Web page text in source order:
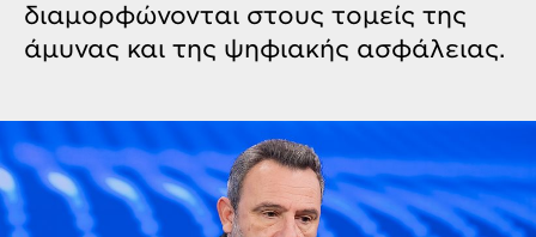
διαμορφώνονται στους τομείς της
άμυνας και της ψηφιακής ασφάλειας.